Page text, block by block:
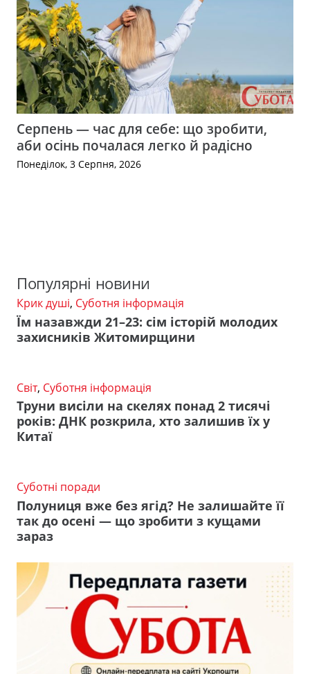
Серпень — час для себе: що зробити,
аби осінь почалася легко й радісно
Понеділок, 3 Серпня, 2026
Популярні новини
Крик душі, Суботня інформація
Їм назавжди 21–23: сім історій молодих
захисників Житомирщини
Світ, Суботня інформація
Труни висіли на скелях понад 2 тисячі
років: ДНК розкрила, хто залишив їх у
Китаї
Суботні поради
Полуниця вже без ягід? Не залишайте її
так до осені — що зробити з кущами
зараз